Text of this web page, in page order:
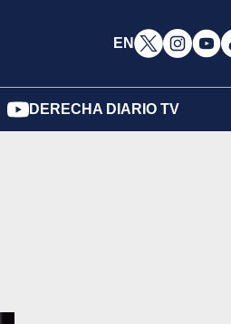
EN
DERECHA DIARIO TV